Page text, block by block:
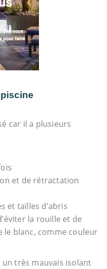
car il a plusieurs
et de rétractation
et tailles d’abris
la rouille et de
le blanc, comme couleur
un très mauvais isolant